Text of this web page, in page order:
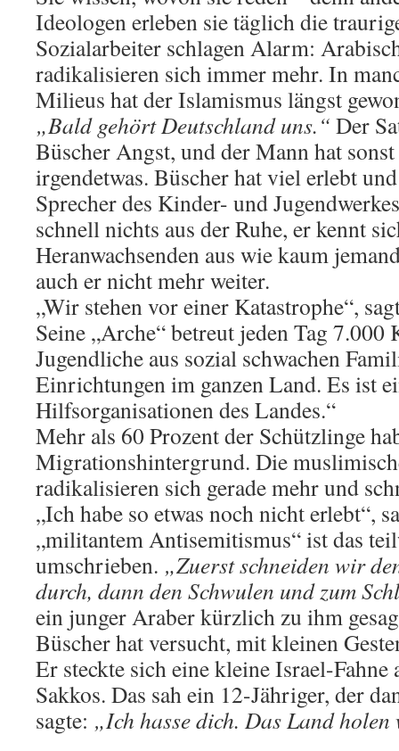
Ideologen erleben sie täglich die
Sozialarbeiter schlagen Alarm:
radikalisieren sich immer mehr. In
Milieus hat der Islamismus längst
„Bald gehört Deutschland uns.“ Der
Büscher Angst, und der Mann hat
irgendetwas. Büscher hat viel erlebt
Sprecher des Kinder- und
schnell nichts aus der Ruhe, er kennt
Heranwachsenden aus wie kaum
auch er nicht mehr weiter.
„Wir stehen vor einer Katastrophe“,
Seine „Arche“ betreut jeden Tag 7.000
Jugendliche aus sozial schwachen
Einrichtungen im ganzen Land. Es ist
Hilfsorganisationen des Landes.“
Mehr als 60 Prozent der Schützlinge
Migrationshintergrund. Die
radikalisieren sich gerade mehr und
„Ich habe so etwas noch nicht erlebt“,
„militantem Antisemitismus“ ist das
umschrieben. „Zuerst schneiden wir
durch, dann den Schwulen und zum
ein junger Araber kürzlich zu ihm
Büscher hat versucht, mit kleinen
Er steckte sich eine kleine Israel-Fahne
Sakkos. Das sah ein 12-Jähriger, der
sagte: „Ich hasse dich. Das Land